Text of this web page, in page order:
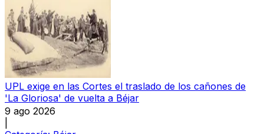
UPL exige en las Cortes el traslado de los cañones de
'La Gloriosa' de vuelta a Béjar
9 ago 2026